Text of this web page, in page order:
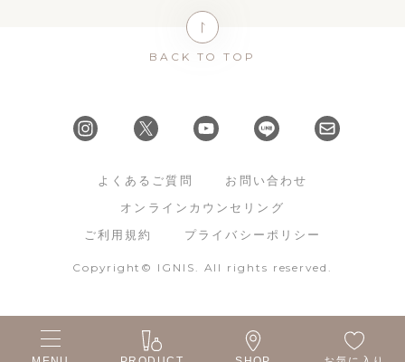
BACK TO TOP
よくあるご質問 お問い合わせ
オンラインカウンセリング
ご利用規約 プライバシーポリシー
Copyright© IGNIS. All rights reserved.